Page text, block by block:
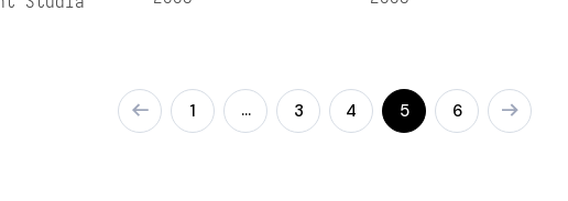
1 … 3 4 5 6